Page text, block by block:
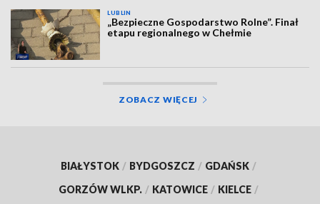
LUBLIN
„Bezpieczne Gospodarstwo Rolne”. Finał
etapu regionalnego w Chełmie
ZOBACZ WIĘCEJ
BIAŁYSTOK / BYDGOSZCZ / GDAŃSK /
GORZÓW WLKP. / KATOWICE / KIELCE /